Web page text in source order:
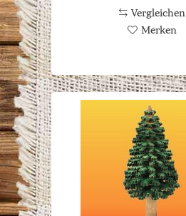
Vergleichen
Merken